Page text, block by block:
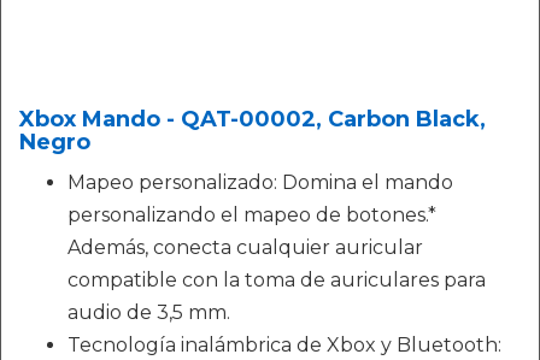
Xbox Mando - QAT-00002, Carbon Black,
Negro
Mapeo personalizado: Domina el mando
personalizando el mapeo de botones.*
Además, conecta cualquier auricular
compatible con la toma de auriculares para
audio de 3,5 mm.
Tecnología inalámbrica de Xbox y Bluetooth: